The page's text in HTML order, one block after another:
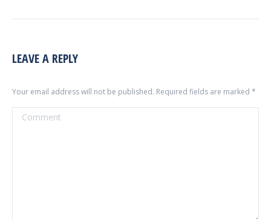
LEAVE A REPLY
Your email address will not be published. Required fields are marked *
Comment